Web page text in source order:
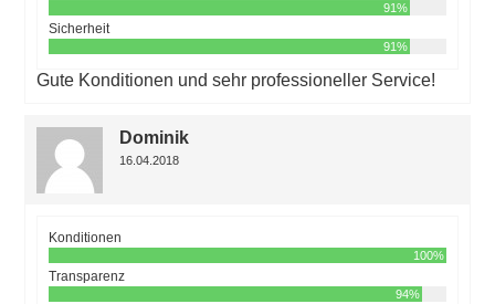
91%
Sicherheit
91%
Gute Konditionen und sehr professioneller Service!
Dominik
16.04.2018
Konditionen
100%
Transparenz
94%